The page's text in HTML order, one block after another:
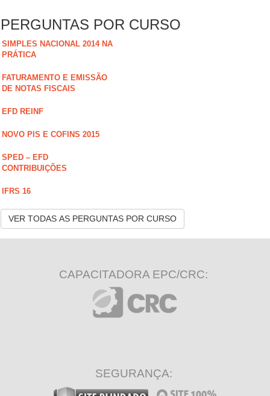
PERGUNTAS POR CURSO
SIMPLES NACIONAL 2014 NA
PRÁTICA
FATURAMENTO E EMISSÃO
DE NOTAS FISCAIS
EFD REINF
NOVO PIS E COFINS 2015
SPED – EFD
CONTRIBUIÇÕES
IFRS 16
VER TODAS AS PERGUNTAS POR CURSO
CAPACITADORA EPC/CRC:
SEGURANÇA: